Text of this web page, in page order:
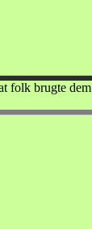
folk brugte dem